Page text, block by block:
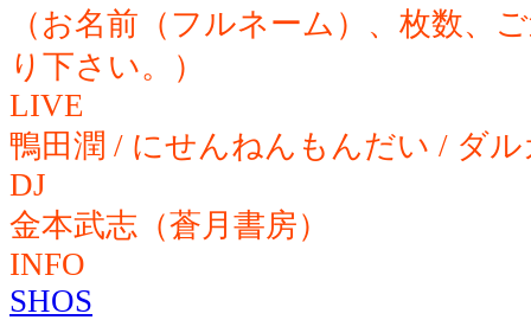
（お名前（フルネーム）、枚数、
り下さい。）
LIVE
鴨田潤 / にせんねんもんだい / ダ
DJ
金本武志（蒼月書房）
INFO
SHOS